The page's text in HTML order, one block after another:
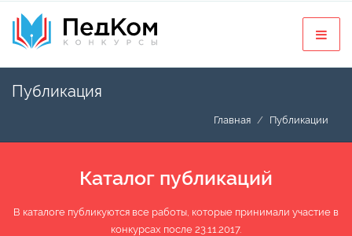
Публикация
Главная Публикации
Каталог публикаций
В каталоге публикуются все работы, которые принимали участие в
конкурсах после 23.11.2017.